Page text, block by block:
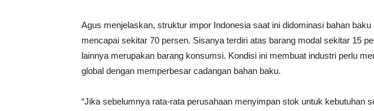
Agus menjelaskan, struktur impor Indonesia saat ini didominasi bahan baku
mencapai sekitar 70 persen. Sisanya terdiri atas barang modal sekitar 15
lainnya merupakan barang konsumsi. Kondisi ini membuat industri perlu
global dengan memperbesar cadangan bahan baku.
“Jika sebelumnya rata-rata perusahaan menyimpan stok untuk kebutuhan